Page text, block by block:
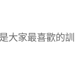
大家最喜歡的訓